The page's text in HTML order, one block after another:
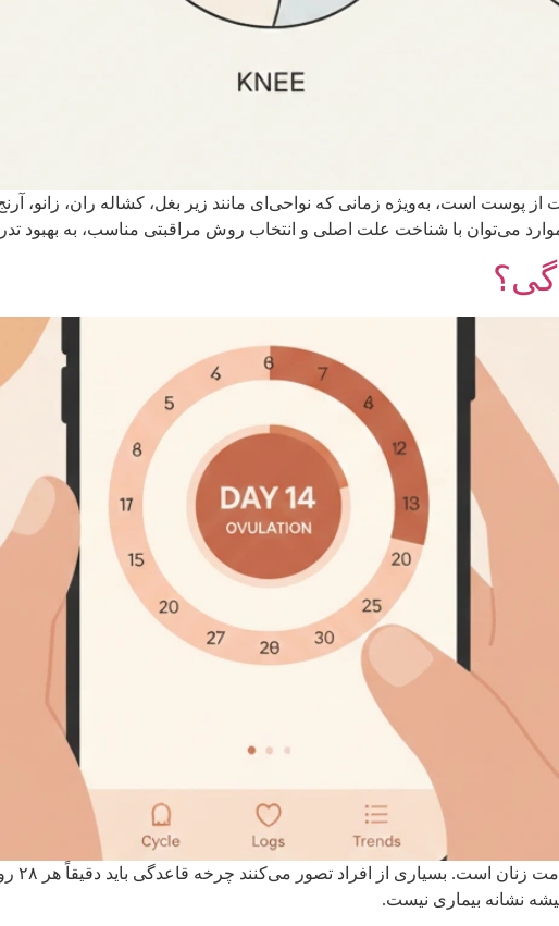
پوست است، به‌ویژه زمانی که نواحی‌ای مانند زیر بغل، کشاله ران، زانو،
موارد می‌توان با شناخت علت اصلی و انتخاب روش مراقبتی مناسب، به بهبود
چرخه
نشانه بیماری نیست.